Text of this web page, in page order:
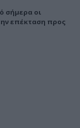
σήμερα οι
επέκταση προς